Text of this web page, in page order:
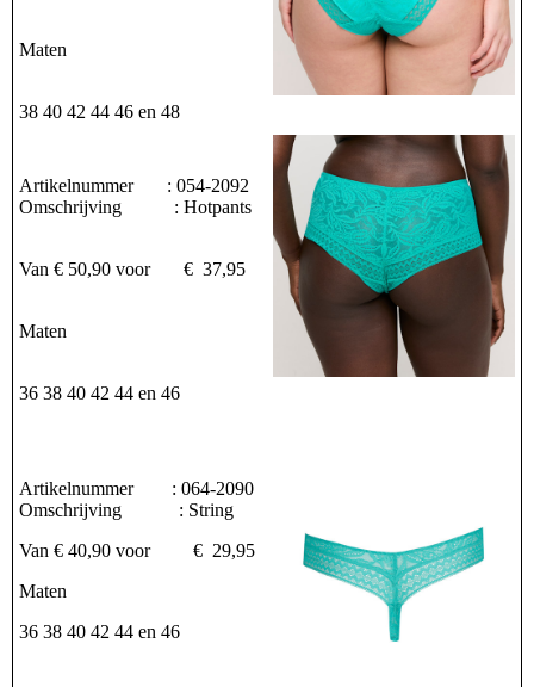
Maten
38 40 42 44 46 en 48
Artikelnummer : 054-2092
Omschrijving : Hotpants
Van € 50,90 voor € 37,95
Maten
36 38 40 42 44 en 46
Artikelnummer : 064-2090
Omschrijving : String
Van € 40,90 voor € 29,95
Maten
36 38 40 42 44 en 46